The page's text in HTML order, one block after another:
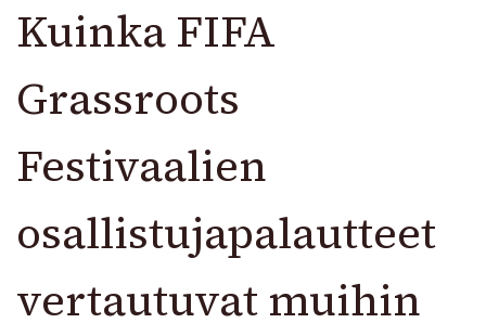
Kuinka FIFA
Grassroots
Festivaalien
osallistujapalautteet
vertautuvat muihin